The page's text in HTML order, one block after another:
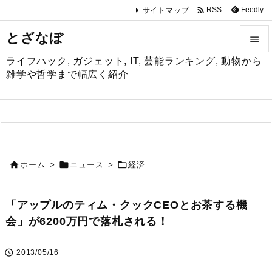
とざなぼ
ライフハック, ガジェット, IT, 芸能ランキング, 動物から
雑学や哲学まで幅広く紹介



サイトマップ  RSS Feedly
ホーム >  ニュース > 経済
「アップルのティム・クックCEOとお茶する機
会」が6200万円で落札される！
 2013/05/16